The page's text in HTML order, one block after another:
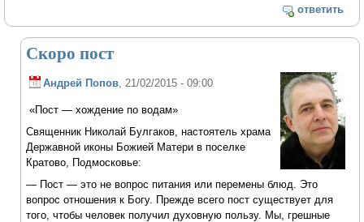
ответить
Скоро пост
Андрей Попов, 21/02/2015 - 09:00
«Пост — хождение по водам»
Священник Николай Булгаков, настоятель храма
Державной иконы Божией Матери в поселке
Кратово, Подмосковье:
— Пост — это не вопрос питания или перемены блюд. Это
вопрос отношения к Богу. Прежде всего пост существует для
того, чтобы человек получил духовную пользу. Мы, грешные